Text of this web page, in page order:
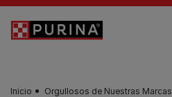
Skip to main content
Inicio Orgullosos de Nuestras Marcas